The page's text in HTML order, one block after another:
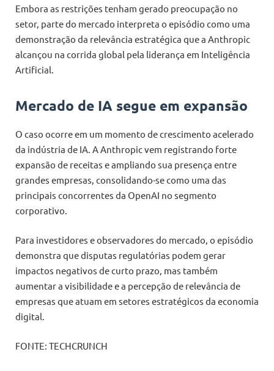
Embora as restrições tenham gerado preocupação no
setor, parte do mercado interpreta o episódio como uma
demonstração da relevância estratégica que a Anthropic
alcançou na corrida global pela liderança em Inteligência
Artificial.
Mercado de IA segue em expansão
O caso ocorre em um momento de crescimento acelerado
da indústria de IA. A Anthropic vem registrando forte
expansão de receitas e ampliando sua presença entre
grandes empresas, consolidando-se como uma das
principais concorrentes da OpenAI no segmento
corporativo.
Para investidores e observadores do mercado, o episódio
demonstra que disputas regulatórias podem gerar
impactos negativos de curto prazo, mas também
aumentar a visibilidade e a percepção de relevância de
empresas que atuam em setores estratégicos da economia
digital.
FONTE: TECHCRUNCH